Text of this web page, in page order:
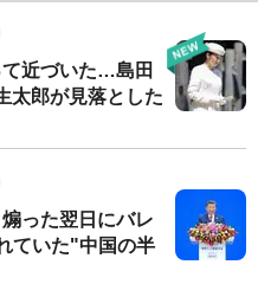
て近づいた…島田
太郎が見落とした
った翌日にバレ
ていた"中国の半